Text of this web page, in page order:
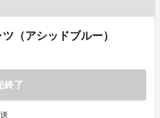
（アシッドブルー）
終了